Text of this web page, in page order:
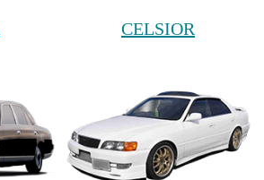
CELSIOR